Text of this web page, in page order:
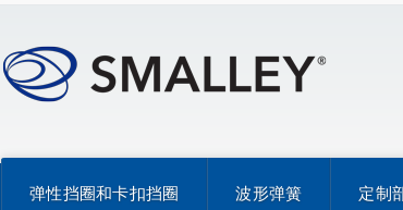
弹性挡圈和卡扣挡圈 波形弹簧 定制